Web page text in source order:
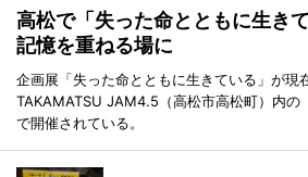
高松で「失った命とともに生き
記憶を重ねる場に
企画展「失った命とともに生きている」が現
TAKAMATSU JAM4.5（高松市高松町）内の
で開催されている。